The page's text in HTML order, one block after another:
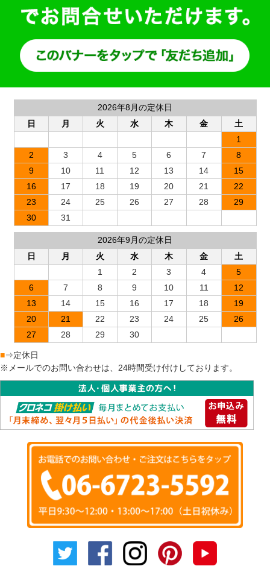
2026年8月の定休日
日
月 火 水 木 金
土
1
2
3 4 5 6 7
8
9
10 11 12 13 14
15
16
17 18 19 20 21
22
23
24 25 26 27 28
29
30
31
2026年9月の定休日
日
月 火 水 木 金
土
1
2 3 4
5
6
7 8 9 10 11
12
13
14 15 16 17 18
19
20
21 22 23 24 25
26
27
28 29 30
■⇒定休日
※メールでのお問い合わせは、24時間受け付けしております。